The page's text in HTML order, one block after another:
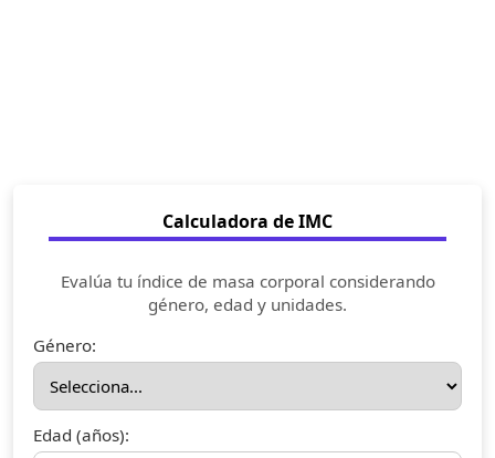
Calculadora de IMC
Evalúa tu índice de masa corporal considerando
género, edad y unidades.
Género:
Edad (años):